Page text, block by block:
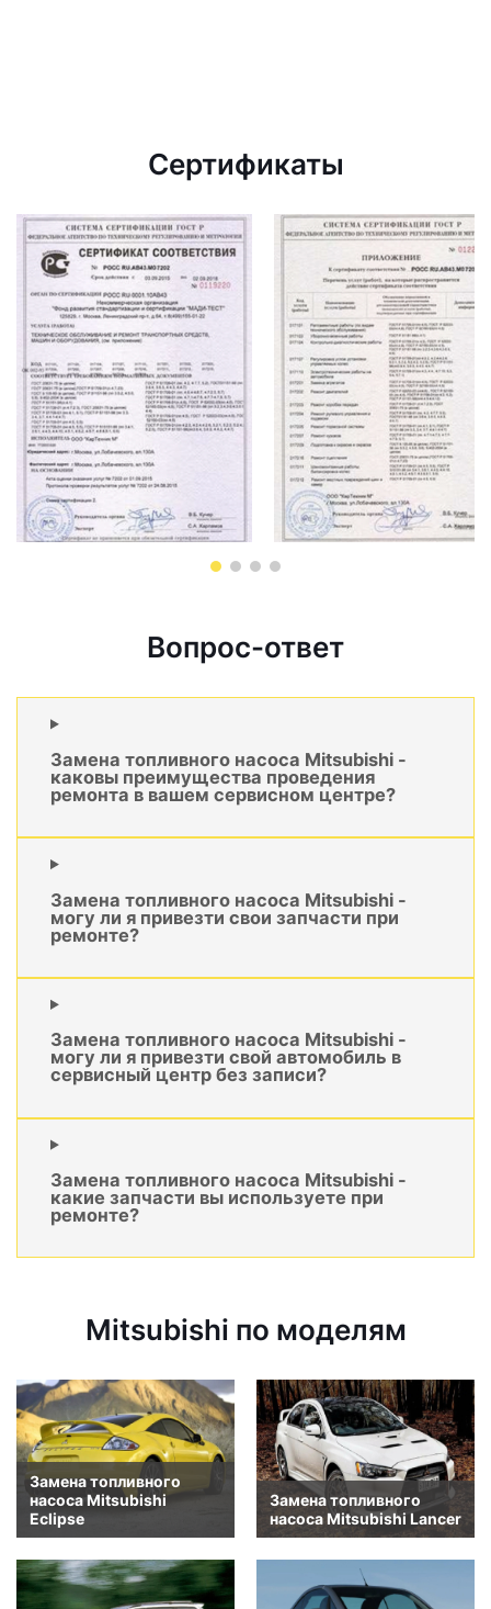
Сертификаты
Вопрос-ответ
Замена топливного насоса Mitsubishi -
каковы преимущества проведения
ремонта в вашем сервисном центре?
Замена топливного насоса Mitsubishi -
могу ли я привезти свои запчасти при
ремонте?
Замена топливного насоса Mitsubishi -
могу ли я привезти свой автомобиль в
сервисный центр без записи?
Замена топливного насоса Mitsubishi -
какие запчасти вы используете при
ремонте?
Mitsubishi по моделям
Замена топливного
насоса Mitsubishi
Eclipse
Замена топливного
насоса Mitsubishi Lancer